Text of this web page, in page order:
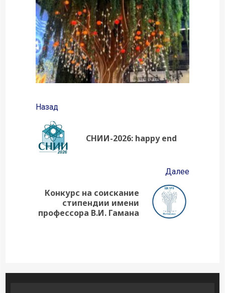
Продолжить
чтение
Назад
СНИИ-2026: happy end
Далее
Следующая
запись:
Конкурс на соискание
стипендии имени
профессора В.И. Гамана